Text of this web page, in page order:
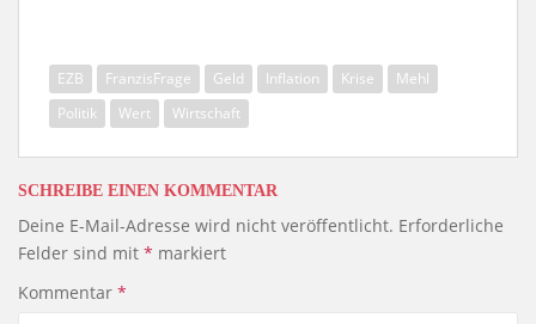
EZB FranzisFrage Geld Inflation Krise
Mehl
Politik
Wert Wirtschaft
SCHREIBE EINEN KOMMENTAR
Deine E-Mail-Adresse wird nicht veröffentlicht. Erforderliche
Felder sind mit * markiert
Kommentar *